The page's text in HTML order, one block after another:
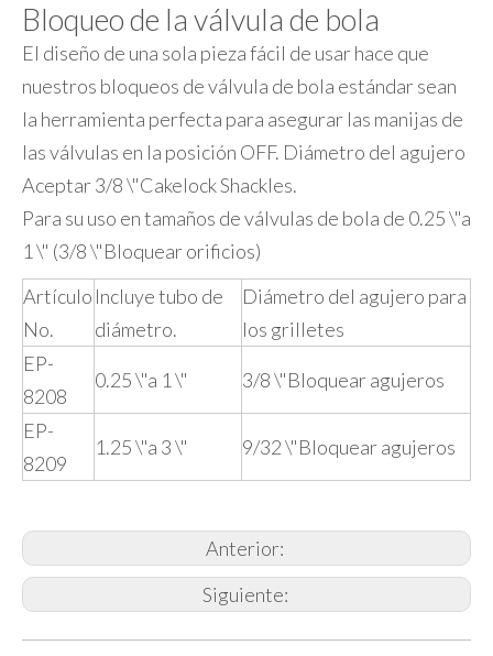
Bloqueo de la válvula de bola
El diseño de una sola pieza fácil de usar hace que
nuestros bloqueos de válvula de bola estándar sean
la herramienta perfecta para asegurar las manijas de
las válvulas en la posición OFF. Diámetro del agujero
Aceptar 3/8 \"Cakelock Shackles.
Para su uso en tamaños de válvulas de bola de 0.25 \"a
1 \" (3/8 \"Bloquear orificios)
Artículo
No.
Incluye tubo de
diámetro.
Diámetro del agujero para
los grilletes
EP-
8208
0.25 \"a 1 \" 3/8 \"Bloquear agujeros
EP-
8209
1.25 \"a 3 \" 9/32 \"Bloquear agujeros
Anterior:
Siguiente: